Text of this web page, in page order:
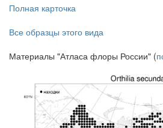
Полная карточка
Все образцы этого вида
Материалы "Атласа флоры России" (